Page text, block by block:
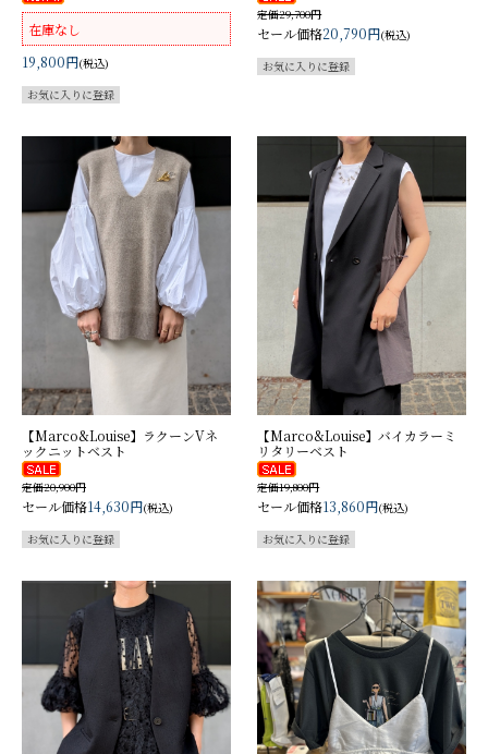
在庫なし
19,800円(税込)
定価29,700円
セール価格20,790円(税込)
【Marco&Louise】ラクーンVネ
ックニットベスト
定価20,900円
セール価格14,630円(税込)
【Marco&Louise】バイカラーミ
リタリーベスト
定価19,800円
セール価格13,860円(税込)